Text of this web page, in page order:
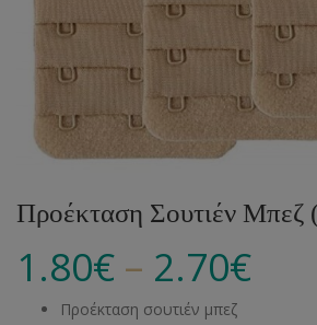
Προέκταση Σουτιέν Μπεζ
1.80€ – 2.70€
Προέκταση σουτιέν μπεζ